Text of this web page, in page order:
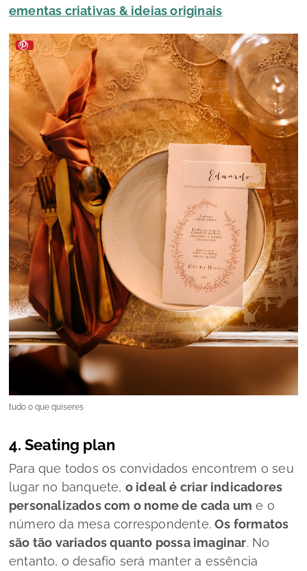
ementas criativas & ideias originais
tudo o que quiseres
4. Seating plan
Para que todos os convidados encontrem o seu
lugar no banquete, o ideal é criar indicadores
personalizados com o nome de cada um e o
número da mesa correspondente.Os formatos
são tão variados quanto possa imaginar. No
entanto, o desafio será manter a essência